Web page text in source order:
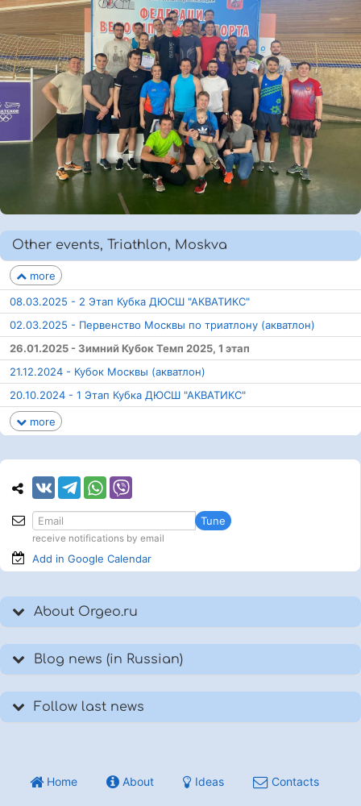
Other events, Triathlon, Moskva
more
08.03.2025 - 2 Этап Кубка ДЮСШ "АКВАТИКС"
02.03.2025 - Первенство Москвы по триатлону (акватлон)
26.01.2025 - Зимний Кубок Темп 2025, 1 этап
21.12.2024 - Кубок Москвы (акватлон)
20.10.2024 - 1 Этап Кубка ДЮСШ "АКВАТИКС"
more
Tune
receive notifications by email
Add in Google Calendar
About Orgeo.ru
Blog news (in Russian)
Follow last news
Home About Ideas Contacts